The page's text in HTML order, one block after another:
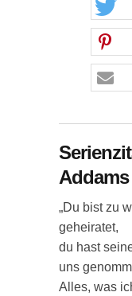
Addams
„Du bist zu
geheiratet,
du hast
uns
Alles, was